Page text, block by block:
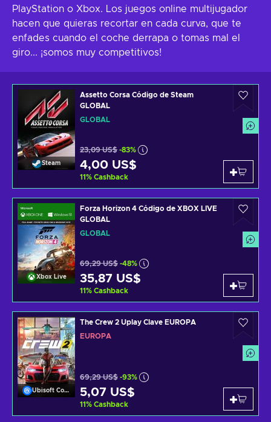
PlayStation o Xbox. Los juegos online multijugador
hacen que quieras recortar en cada curva, que te
enfades cuando el coche derrapa o tomas mal el
giro... ¡somos muy competitivos!
Steam
Assetto Corsa Código de Steam
GLOBAL
GLOBAL
23,09 US$ -83%
4,00 US$
11% Cashback
Xbox Live
Forza Horizon 4 Código de XBOX LIVE
GLOBAL
GLOBAL
69,29 US$ -48%
35,87 US$
11% Cashback
Ubisoft Connect
The Crew 2 Uplay Clave EUROPA
EUROPA
69,29 US$ -93%
5,07 US$
11% Cashback